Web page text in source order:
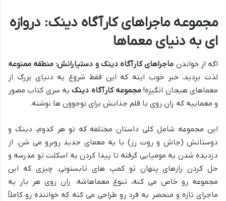
مجموعه ماجراهای کارآگاه دینک: دروازه
ای به دنیای معماها
اگه از خواندن ماجراهای کارآگاه دینک و دستیارانش: منطقه ممنوعه
لذت بردید، خبر خوب اینه که این فقط شروع یه دنیای بزرگ از
معماهای هیجان انگیزه! مجموعه کارآگاه دینک یه سری کتاب مصور
و معماییه که ران روی با قلم جذابش برای نوجوون ها نوشته.
این مجموعه شامل کلی داستان مختلفه که تو هر کدوم، دینک و
دوستانش (جاش و روت رز) با یه معمای جدید روبرو می شن. از
دزدیده شدن یه مومیایی گرفته تا پیدا کردن یه اسکلت تو مدرسه و
حل کردن رازهای پنهان تو کمپ های تابستونی. چیزی که این
مجموعه رو خاص می کنه، تنوع معماهاشه. ران روی هر بار یه
ماجرای تازه و منحصر به فرد رو طراحی می کنه که خواننده رو کاملاً